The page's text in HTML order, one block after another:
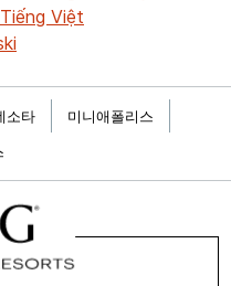
Tiếng Việt
소타
미니애폴리스